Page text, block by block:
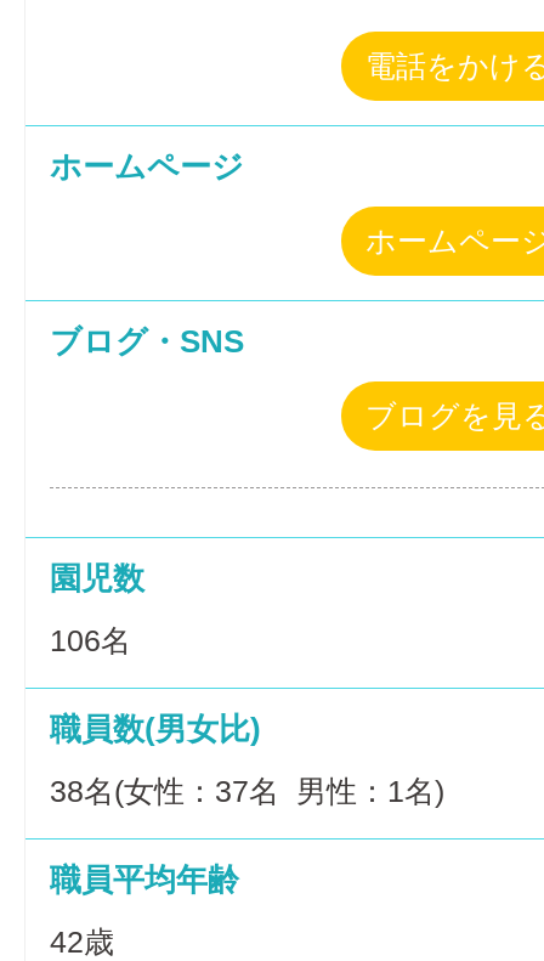
電話をかけ
ホームページ
ホームペー
ブログ・SNS
ブログを見
園児数
106名
職員数(男女比)
38名(女性：37名 男性：1名)
職員平均年齢
42歳